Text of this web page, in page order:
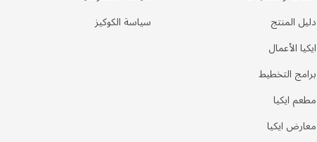
دليل المنتج
ايكيا الأعمال
برامج التخطيط
مطعم ايكيا
معارض ايكيا
سياسة الكوكيز